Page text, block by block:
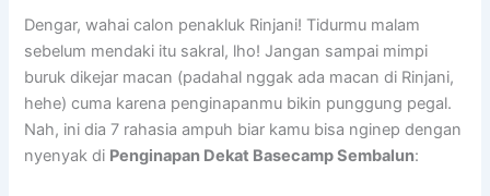
Dengar, wahai calon penakluk Rinjani! Tidurmu malam
sebelum mendaki itu sakral, lho! Jangan sampai mimpi
buruk dikejar macan (padahal nggak ada macan di Rinjani,
hehe) cuma karena penginapanmu bikin punggung pegal.
Nah, ini dia 7 rahasia ampuh biar kamu bisa nginep dengan
nyenyak di Penginapan Dekat Basecamp Sembalun: